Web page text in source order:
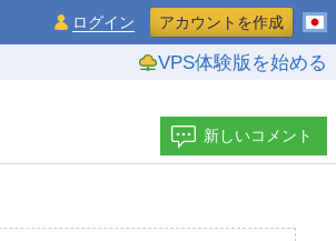
VPS体験版を始める
ログイン アカウントを作成
新しいコメント